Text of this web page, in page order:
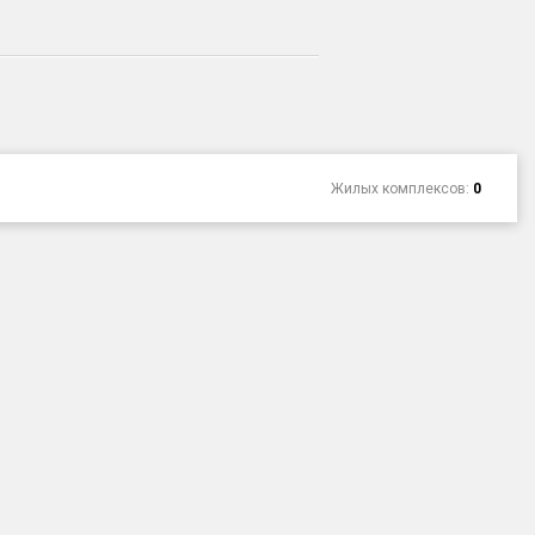
Жилых комплексов: 0